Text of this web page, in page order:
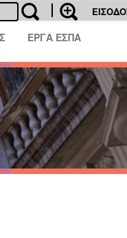
ΕΡΓΑ ΕΣΠΑ